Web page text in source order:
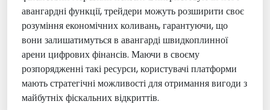
авангардні функції, трейдери можуть розширити своє
розуміння економічних коливань, гарантуючи, що
вони залишатимуться в авангарді швидкоплинної
арени цифрових фінансів. Маючи в своєму
розпорядженні такі ресурси, користувачі платформи
мають стратегічні можливості для отримання вигоди з
майбутніх фіскальних відкриттів.